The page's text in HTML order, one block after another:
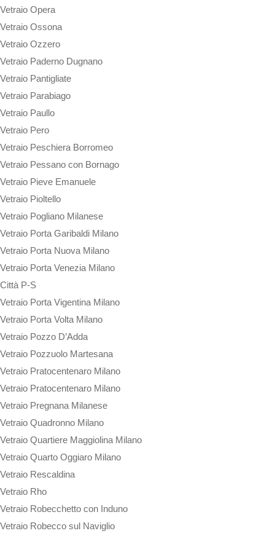
Vetraio Opera
Vetraio Ossona
Vetraio Ozzero
Vetraio Paderno Dugnano
Vetraio Pantigliate
Vetraio Parabiago
Vetraio Paullo
Vetraio Pero
Vetraio Peschiera Borromeo
Vetraio Pessano con Bornago
Vetraio Pieve Emanuele
Vetraio Pioltello
Vetraio Pogliano Milanese
Vetraio Porta Garibaldi Milano
Vetraio Porta Nuova Milano
Vetraio Porta Venezia Milano
Città P-S
Vetraio Porta Vigentina Milano
Vetraio Porta Volta Milano
Vetraio Pozzo D’Adda
Vetraio Pozzuolo Martesana
Vetraio Pratocentenaro Milano
Vetraio Pratocentenaro Milano
Vetraio Pregnana Milanese
Vetraio Quadronno Milano
Vetraio Quartiere Maggiolina Milano
Vetraio Quarto Oggiaro Milano
Vetraio Rescaldina
Vetraio Rho
Vetraio Robecchetto con Induno
Vetraio Robecco sul Naviglio